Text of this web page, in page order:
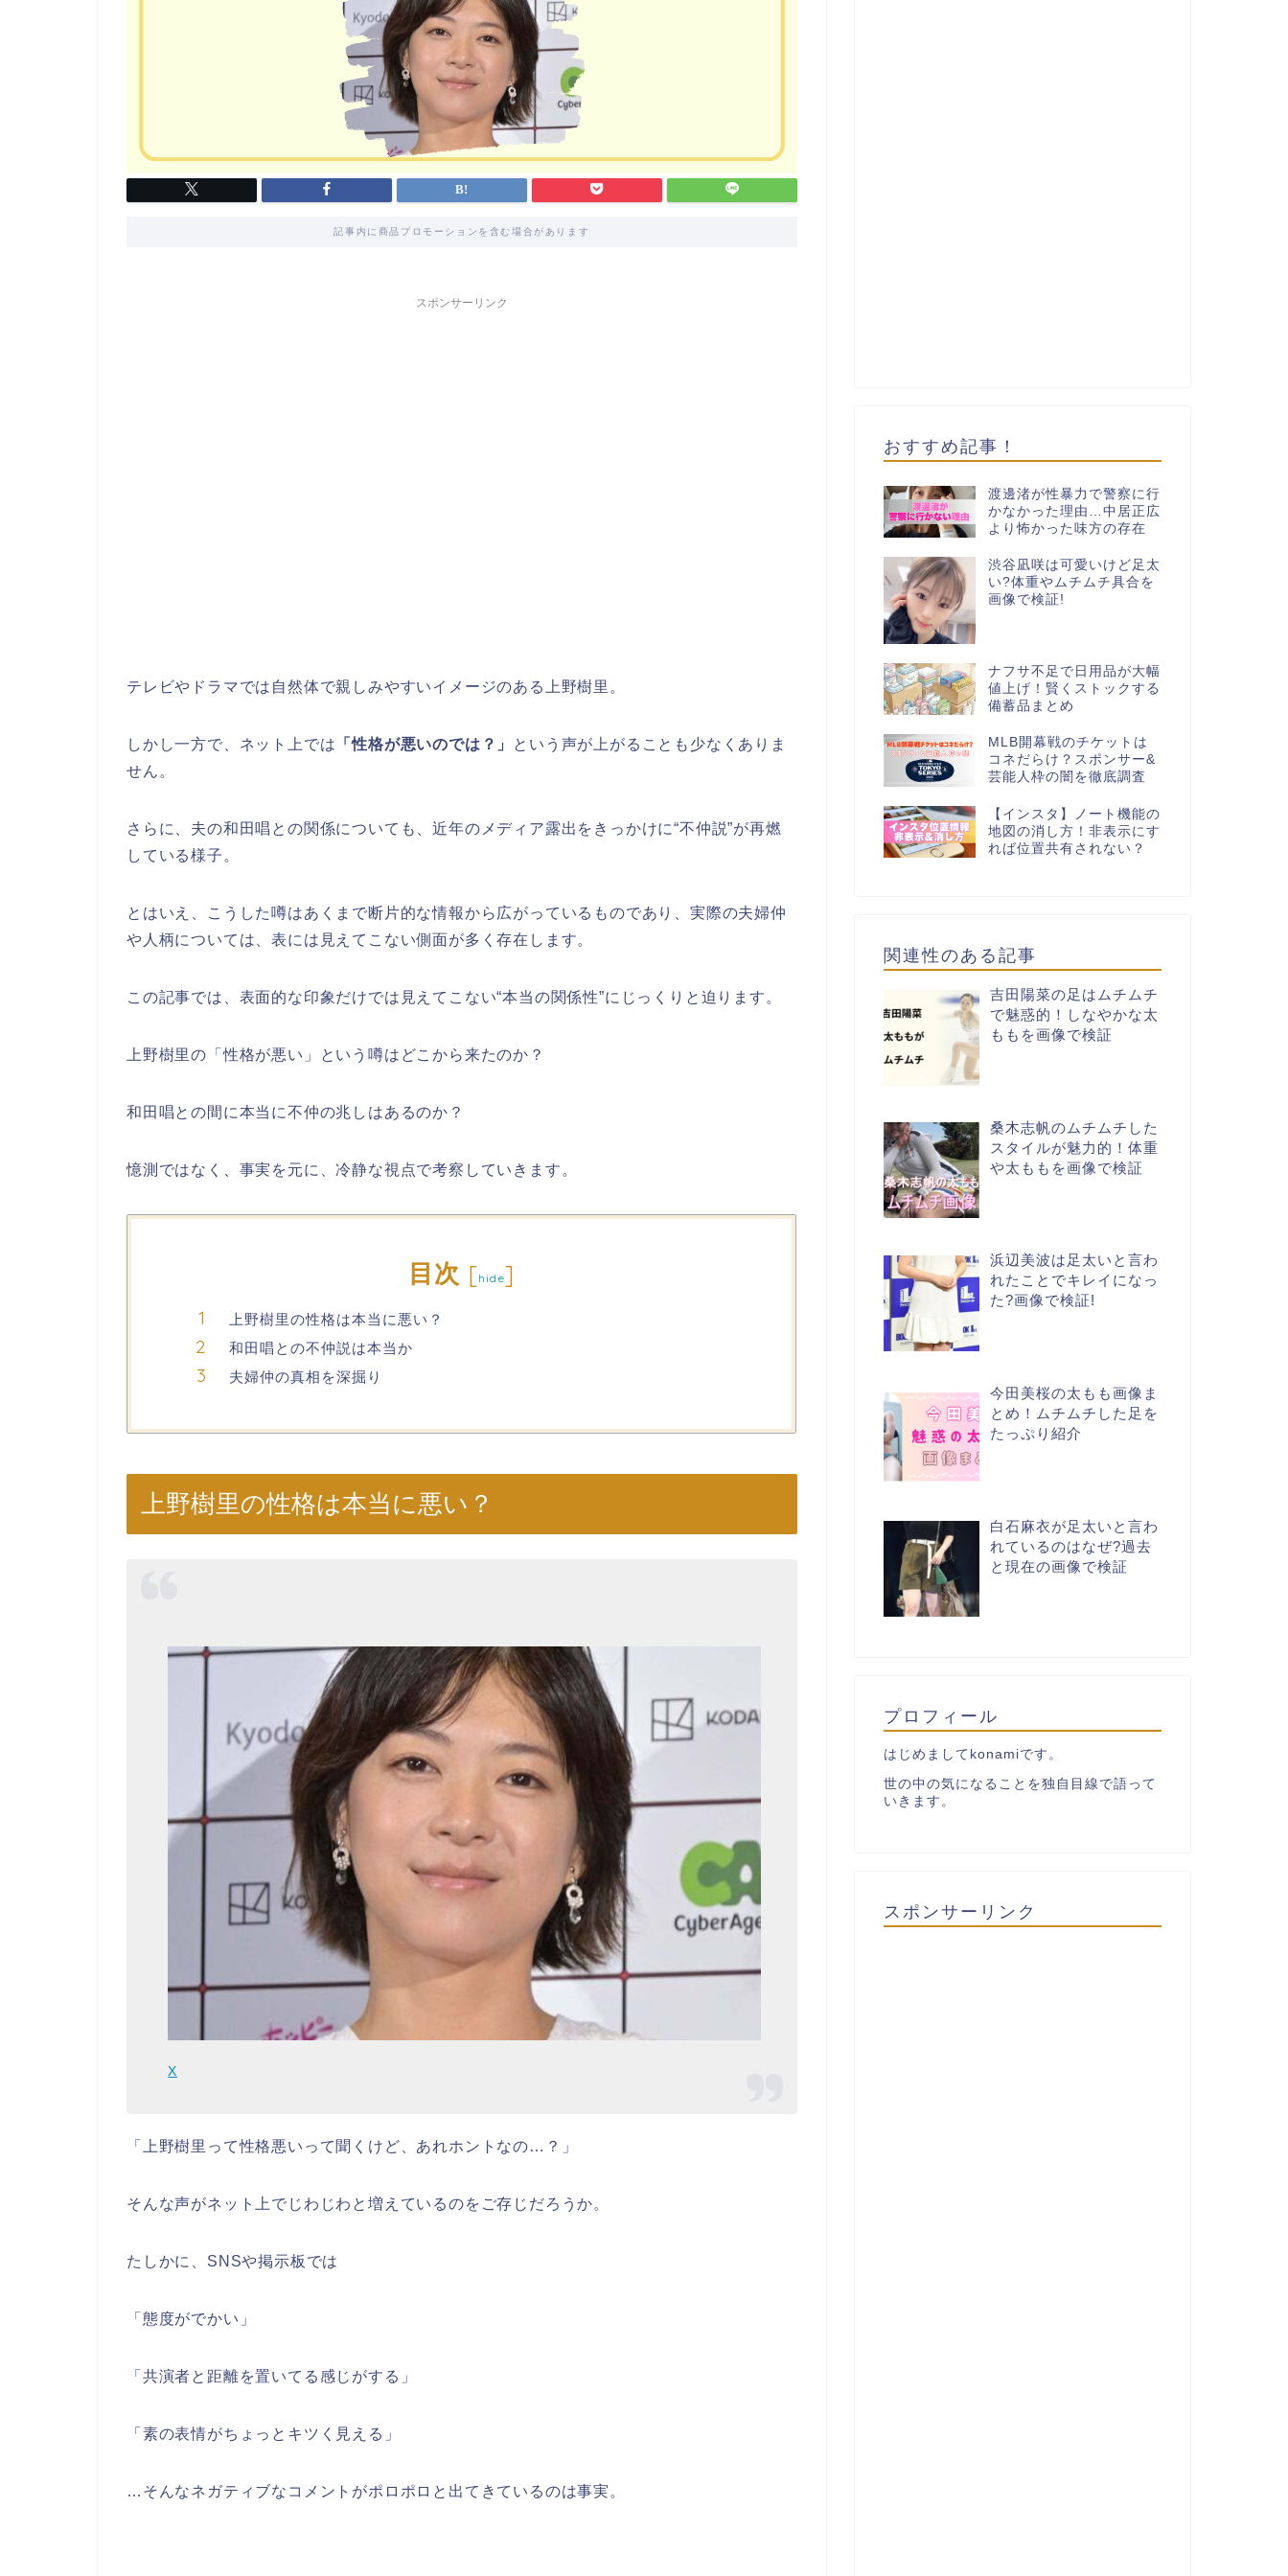
記事内に商品プロモーションを含む場合があります
スポンサーリンク
テレビやドラマでは自然体で親しみやすいイメージのある上野樹里。
しかし一方で、ネット上では 「性格が悪いのでは？」
という声が上がることも少なくありま
せん。
さらに、夫の和田唱との関係についても、近年のメディア露出をきっかけに“不仲説”が再燃
している様子。
とはいえ、こうした噂はあくまで断片的な情報から広がっているものであり、実際の夫婦仲
や人柄については、表には見えてこない側面が多く存在します。
この記事では、表面的な印象だけでは見えてこない“本当の関係性”にじっくりと迫ります。
上野樹里の「性格が悪い」という噂はどこから来たのか？
和田唱との間に本当に不仲の兆しはあるのか？
憶測ではなく、事実を元に、冷静な視点で考察していきます。
目次 [hide]
上野樹里の性格は本当に悪い？
和田唱との不仲説は本当か
夫婦仲の真相を深掘り
上野樹里の性格は本当に悪い？
X
「上野樹里って性格悪いって聞くけど、あれホントなの…？」
そんな声がネット上でじわじわと増えているのをご存じだろうか。
たしかに、SNSや掲示板では
「態度がでかい」
「共演者と距離を置いてる感じがする」
「素の表情がちょっとキツく見える」
…そんなネガティブなコメントがポロポロと出てきているのは事実。
おすすめ記事！
渡邊渚が性暴力で警察に行
かなかった理由…中居正広
より怖かった味方の存在
渋谷凪咲は可愛いけど足太
い?体重やムチムチ具合を
画像で検証!
ナフサ不足で日用品が大幅
値上げ！賢くストックする
備蓄品まとめ
MLB開幕戦のチケットは
コネだらけ？スポンサー&
芸能人枠の闇を徹底調査
【インスタ】ノート機能の
地図の消し方！非表示にす
れば位置共有されない？
関連性のある記事
吉田陽菜の足はムチムチ
で魅惑的！しなやかな太
ももを画像で検証
桑木志帆のムチムチした
スタイルが魅力的！体重
や太ももを画像で検証
浜辺美波は足太いと言わ
れたことでキレイになっ
た?画像で検証!
今田美桜の太もも画像ま
とめ！ムチムチした足を
たっぷり紹介
白石麻衣が足太いと言わ
れているのはなぜ?過去
と現在の画像で検証
プロフィール
はじめましてkonamiです。
世の中の気になることを独自目線で語って
いきます。
スポンサーリンク